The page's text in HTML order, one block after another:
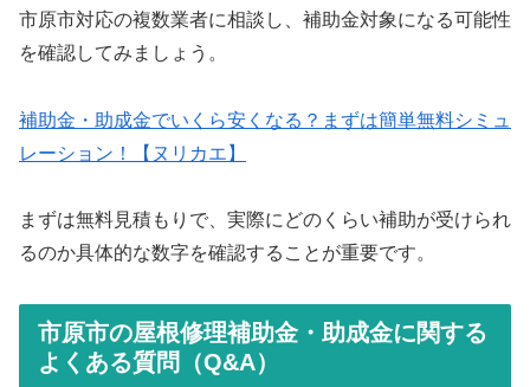
市原市対応の複数業者に相談し、補助金対象になる可能性
を確認してみましょう。
補助金・助成金でいくら安くなる？まずは簡単無料シミュ
レーション！【ヌリカエ】
まずは無料見積もりで、実際にどのくらい補助が受けられ
るのか具体的な数字を確認することが重要です。
市原市の屋根修理補助金・助成金に関する
よくある質問（Q&A）